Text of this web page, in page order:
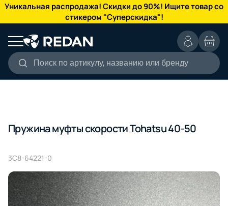
Уникальная распродажа! Скидки до 90%! Ищите товар со
стикером "Суперскидка"!
Поиск по артикулу, названию или бренду
КАТАЛОГ
Пружина муфты скорости Tohatsu 40-50
3C8-64221-0